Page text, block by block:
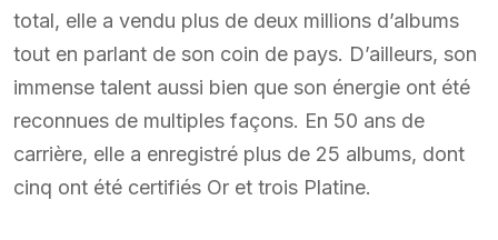
total, elle a vendu plus de deux millions d’albums
tout en parlant de son coin de pays. D’ailleurs, son
immense talent aussi bien que son énergie ont été
reconnues de multiples façons. En 50 ans de
carrière, elle a enregistré plus de 25 albums, dont
cinq ont été certifiés Or et trois Platine.